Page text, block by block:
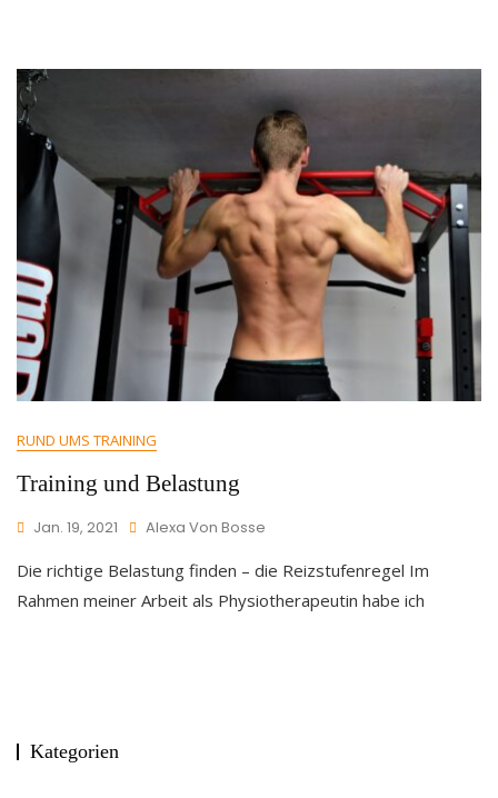
RUND UMS TRAINING
Training und Belastung
Jan. 19, 2021 Alexa Von Bosse
Die richtige Belastung finden – die Reizstufenregel Im
Rahmen meiner Arbeit als Physiotherapeutin habe ich
Kategorien